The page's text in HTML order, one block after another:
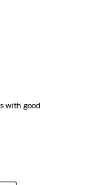
with good